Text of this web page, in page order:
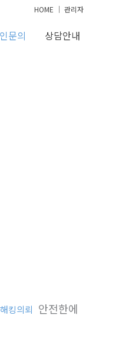
HOME │ 관리자
문의 상담안내
킹의뢰 안전한에